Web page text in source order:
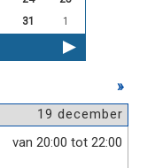
31 1
»
19 december
van 20:00 tot 22:00